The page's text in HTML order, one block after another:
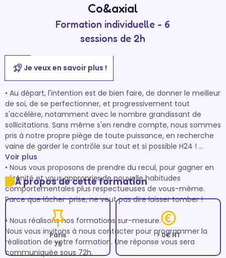
Co&axial
Formation individuelle - 6
sessions de 2h
Je veux en savoir plus !
• Au départ, l'intention est de bien faire, de donner le meilleur
de soi, de se perfectionner, et progressivement tout
s'accélère, notamment avec le nombre grandissant de
sollicitations. Sans même s'en rendre compte, nous sommes
pris à notre propre piège de toute puissance, en recherche
vaine de garder le contrôle sur tout et si possible H24 !
• Nous vous proposons de prendre du recul, pour gagner en
sérénité et vous approprier de nouvelle habitudes
comportementales plus respectueuses de vous-même.
Parce que lâcher-prise, ne veut pas dire laisser tomber !
• Nous réalisons nos formations sur-mesure.
Nous vous invitons à nous contacter pour programmer la
réalisation de votre formation. Une réponse vous sera
communiquée sous 72h.
Voir plus
À propos de cette formation
Paris
75
> 0€ HT